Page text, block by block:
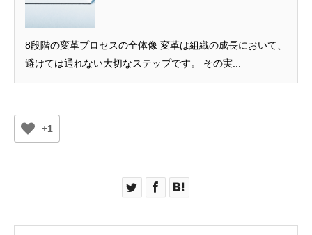
8段階の変革プロセスの全体像 変革は組織の成長において、
避けては通れない大切なステップです。 その実...
+1